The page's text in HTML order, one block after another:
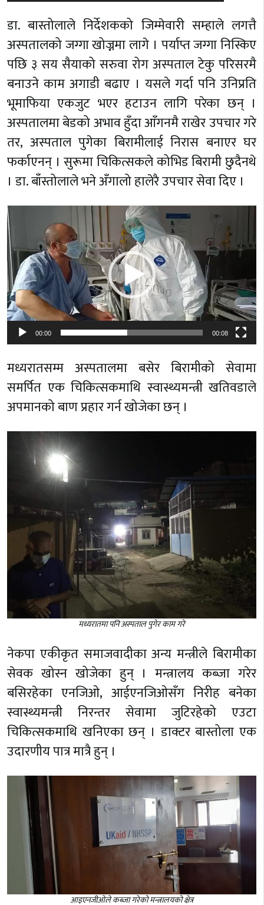
डा. बास्तोलाले निर्देशकको जिम्मेवारी सम्हाले लगत्तै
अस्पतालको जग्गा खोज्नमा लागे । पर्याप्त जग्गा निस्किए
पछि ३ सय सैयाको सरुवा रोग अस्पताल टेकु परिसरमै
बनाउने काम अगाडी बढाए । यसले गर्दा पनि उनिप्रति
भूमाफिया एकजुट भएर हटाउन लागि परेका छन् ।
अस्पतालमा बेडको अभाव हुँदा आँगनमै राखेर उपचार गरे
तर, अस्पताल पुगेका बिरामीलाई निरास बनाएर घर
फर्काएनन् । सुरूमा चिकित्सकले कोभिड बिरामी छुदैनथे
। डा. बाँस्तोलाले भने अँगालो हालेरै उपचार सेवा दिए ।
Video
Player
00:00 00:08
मध्यरातसम्म अस्पतालमा बसेर बिरामीको सेवामा
समर्पित एक चिकित्सकमाथि स्वास्थ्यमन्त्री खतिवडाले
अपमानको बाण प्रहार गर्न खोजेका छन् ।
मध्यरातमा पनि अस्पताल पुगेर काम गरे
नेकपा एकीकृत समाजवादीका अन्य मन्त्रीले बिरामीका
सेवक खोस्न खोजेका हुन् । मन्त्रालय कब्जा गरेर
बसिरहेका एनजिओ, आईएनजिओसँग निरीह बनेका
स्वास्थ्यमन्त्री निरन्तर सेवामा जुटिरहेको एउटा
चिकित्सकमाथि खनिएका छन् । डाक्टर बास्तोला एक
उदारणीय पात्र मात्रै हुन् ।
आइएनजीओले कब्जा गरेको मन्त्रालयको क्षेत्र